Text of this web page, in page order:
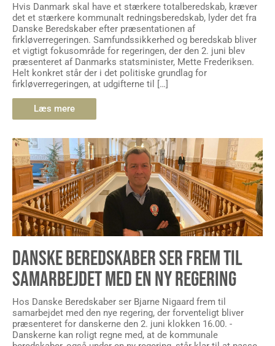
Hvis Danmark skal have et stærkere totalberedskab, kræver
det et stærkere kommunalt redningsberedskab, lyder det fra
Danske Beredskaber efter præsentationen af
firkløverregeringen. Samfundssikkerhed og beredskab bliver
et vigtigt fokusområde for regeringen, der den 2. juni blev
præsenteret af Danmarks statsminister, Mette Frederiksen.
Helt konkret står der i det politiske grundlag for
firkløverregeringen, at udgifterne til […]
Læs mere
DANSKE BEREDSKABER SER FREM TIL
SAMARBEJDET MED EN NY REGERING
Hos Danske Beredskaber ser Bjarne Nigaard frem til
samarbejdet med den nye regering, der forventeligt bliver
præsenteret for danskerne den 2. juni klokken 16.00. -
Danskerne kan roligt regne med, at de kommunale